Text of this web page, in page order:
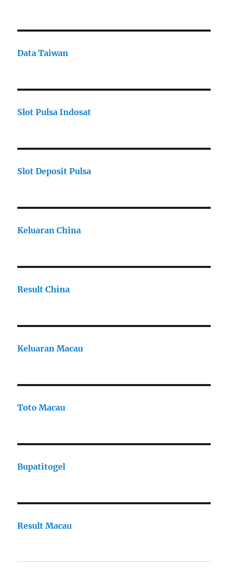
Data Taiwan
Slot Pulsa Indosat
Slot Deposit Pulsa
Keluaran China
Result China
Keluaran Macau
Toto Macau
Bupatitogel
Result Macau